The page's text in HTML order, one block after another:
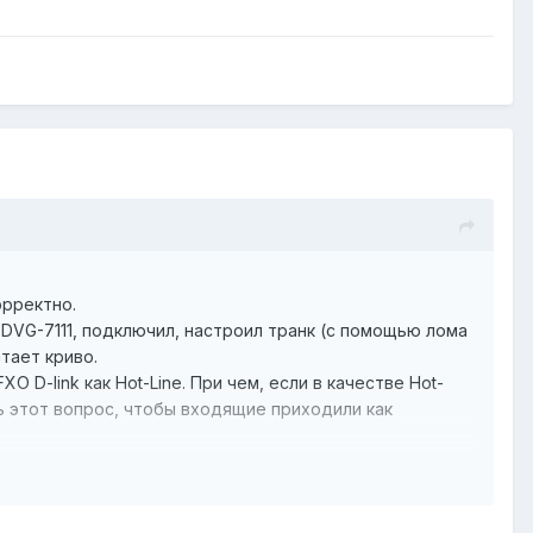
7111, подключил, настроил транк (с помощью лома
криво.
D-link как Hot-Line. При чем, если в качестве Hot-
этот вопрос, чтобы входящие приходили как